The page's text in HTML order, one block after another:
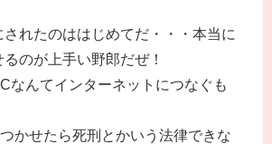
されたのははじめてだ・・・本当に
のが上手い野郎だぜ！
なんてインターネットにつなぐも
かせたら死刑とかいう法律できな